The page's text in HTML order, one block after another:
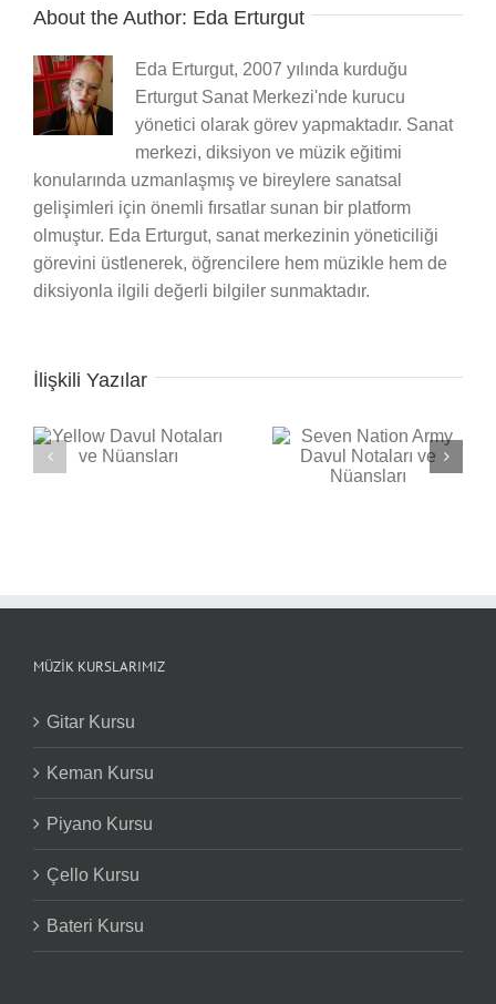
About the Author: Eda Erturgut
Eda Erturgut, 2007 yılında kurduğu
Erturgut Sanat Merkezi'nde kurucu
yönetici olarak görev yapmaktadır. Sanat
merkezi, diksiyon ve müzik eğitimi
konularında uzmanlaşmış ve bireylere sanatsal
gelişimleri için önemli fırsatlar sunan bir platform
olmuştur. Eda Erturgut, sanat merkezinin yöneticiliği
görevini üstlenerek, öğrencilere hem müzikle hem de
diksiyonla ilgili değerli bilgiler sunmaktadır.
İlişkili Yazılar
Seven Nation Army
Back in Black Davul
Notaları ve Nüansları
MÜZIK KURSLARIMIZ
Gitar Kursu
Keman Kursu
Piyano Kursu
Çello Kursu
Bateri Kursu